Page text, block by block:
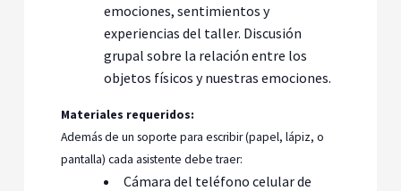
emociones, sentimientos y
experiencias del taller. Discusión
grupal sobre la relación entre los
objetos físicos y nuestras emociones.
Materiales requeridos:
Además de un soporte para escribir (papel, lápiz, o
pantalla) cada asistente debe traer:
Cámara del teléfono celular de